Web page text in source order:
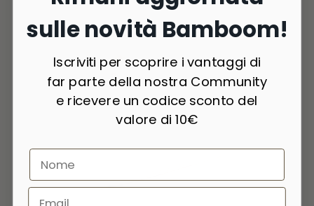
sulle novità Bamboom!
Iscriviti per scoprire i vantaggi di
far parte della nostra Community
e ricevere un codice sconto del
valore di 10€